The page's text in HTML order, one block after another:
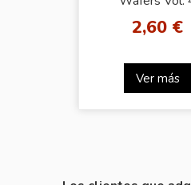
2,60 €
Ver más